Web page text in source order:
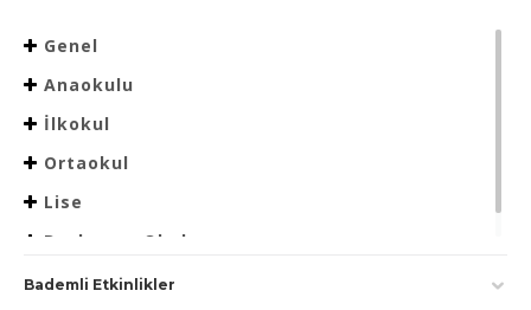
Genel
Anaokulu
İlkokul
Ortaokul
Lise
Beslenme Okulu
Bademli Etkinlikler